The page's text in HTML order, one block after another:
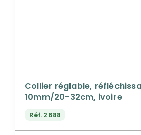
Collier réglable,
10mm/20-32cm, ivoire
Réf.2688